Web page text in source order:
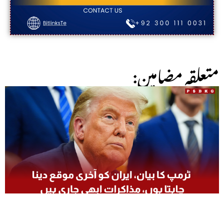
:متعلقہ مضامین